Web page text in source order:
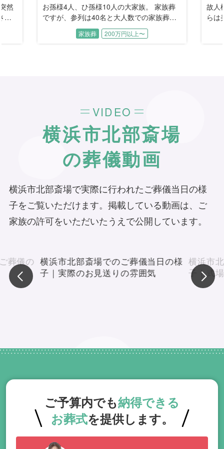
然
れ
お孫様4人、ひ孫様10人の大家族。 家族葬
ですが、参列は40名と大人数での家族葬と
なりました。 お身体が弱かったご主人に代
わり、お若い頃は保険会社でバリバリ働く
家族葬 200万円以上〜
故人
らは
VIDEO
横浜市北部斎場
の葬儀動画
横浜市北部斎場で実際に行われたご葬儀当日の様
子をご覧いただけます。掲載している動画は、ご
家族の許可をいただいたうえで公開しています。
葬儀の 横浜市北部斎場でのご葬儀当日の様
子｜実際のお見送りの雰囲気
横浜市
子｜式
ご予算内でも納得できる
お葬式を提供します。